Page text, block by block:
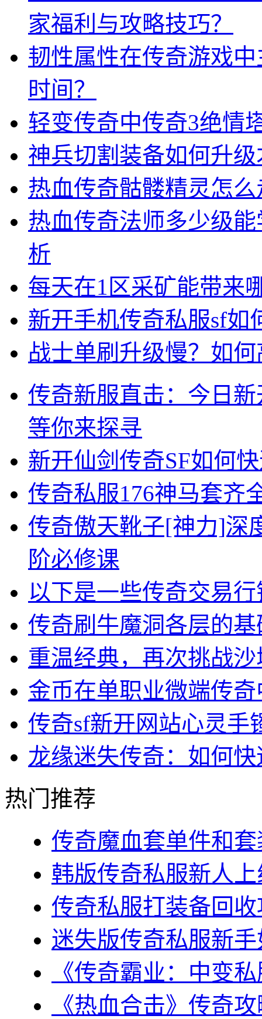
家福利与攻略技巧？
韧性属性在传奇游戏
时间？
轻变传奇中传奇3绝情
神兵切割装备如何升
热血传奇骷髅精灵怎
热血传奇法师多少级
析
每天在1区采矿能带来
新开手机传奇私服sf如
战士单刷升级慢？如
传奇新服直击：今日
等你来探寻
新开仙剑传奇SF如何
传奇私服176神马套齐
传奇傲天靴子[神力]深
阶必修课
以下是一些传奇交易
传奇刷牛魔洞各层的
重温经典，再次挑战
金币在单职业微端传
传奇sf新开网站心灵手
龙缘迷失传奇：如何
热门推荐
传奇魔血套单件和
韩版传奇私服新人
传奇私服打装备回
迷失版传奇私服新
《传奇霸业：中变
《热血合击》传奇